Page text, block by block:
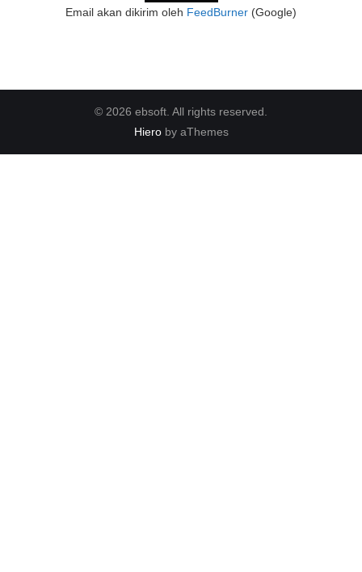
Email akan dikirim oleh FeedBurner (Google)
© 2026 ebsoft. All rights reserved.
Hieroby aThemes